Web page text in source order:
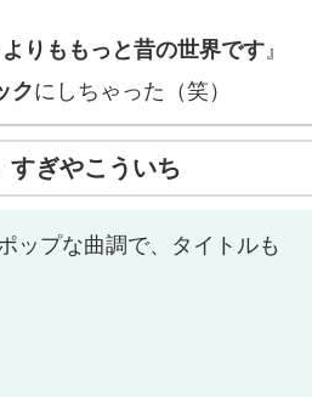
よりももっと昔の世界です』
クにしちゃった（笑）
すぎやこういち
ップな曲調で、タイトルも